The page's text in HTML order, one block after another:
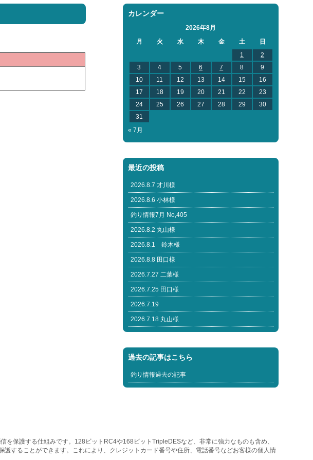
カレンダー
2026年8月
月
火 水 木 金 土
日
1
2
3
4 5 6 7 8
9
10
11 12 13 14 15
16
17
18 19 20 21 22
23
24
25 26 27 28 29
30
31
« 7月
最近の投稿
2026.8.7 才川様
2026.8.6 小林様
釣り情報7月 No,405
2026.8.2 丸山様
2026.8.1 鈴木様
2026.8.8 田口様
2026.7.27 二葉様
2026.7.25 田口様
2026.7.19
2026.7.18 丸山様
過去の記事はこちら
釣り情報過去の記事
保護する仕組みです。128ビットRC4や168ビットTripleDESなど、非常に強力なものも含め、
することができます。これにより、クレジットカード番号や住所、電話番号などお客様の個人情